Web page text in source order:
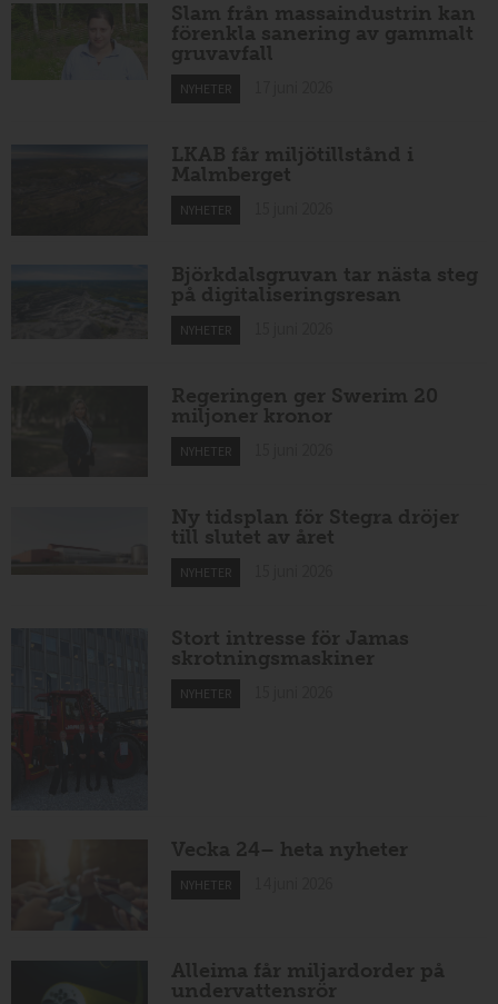
Slam från massaindustrin kan
förenkla sanering av gammalt
gruvavfall
NYHETER
LKAB får miljötillstånd i
Malmberget
NYHETER
Björkdalsgruvan tar nästa steg
på digitaliseringsresan
NYHETER
Regeringen ger Swerim 20
miljoner kronor
NYHETER
Ny tidsplan för Stegra dröjer
till slutet av året
NYHETER
Stort intresse för Jamas
skrotningsmaskiner
NYHETER
Vecka 24– heta nyheter
NYHETER
Alleima får miljardorder på
undervattensrör